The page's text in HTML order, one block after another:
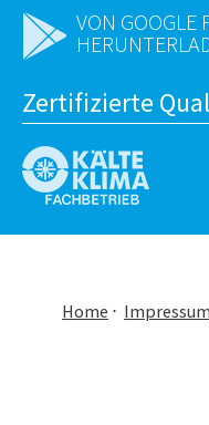
VON GOOGLE
Zertifizierte
Home Impressum